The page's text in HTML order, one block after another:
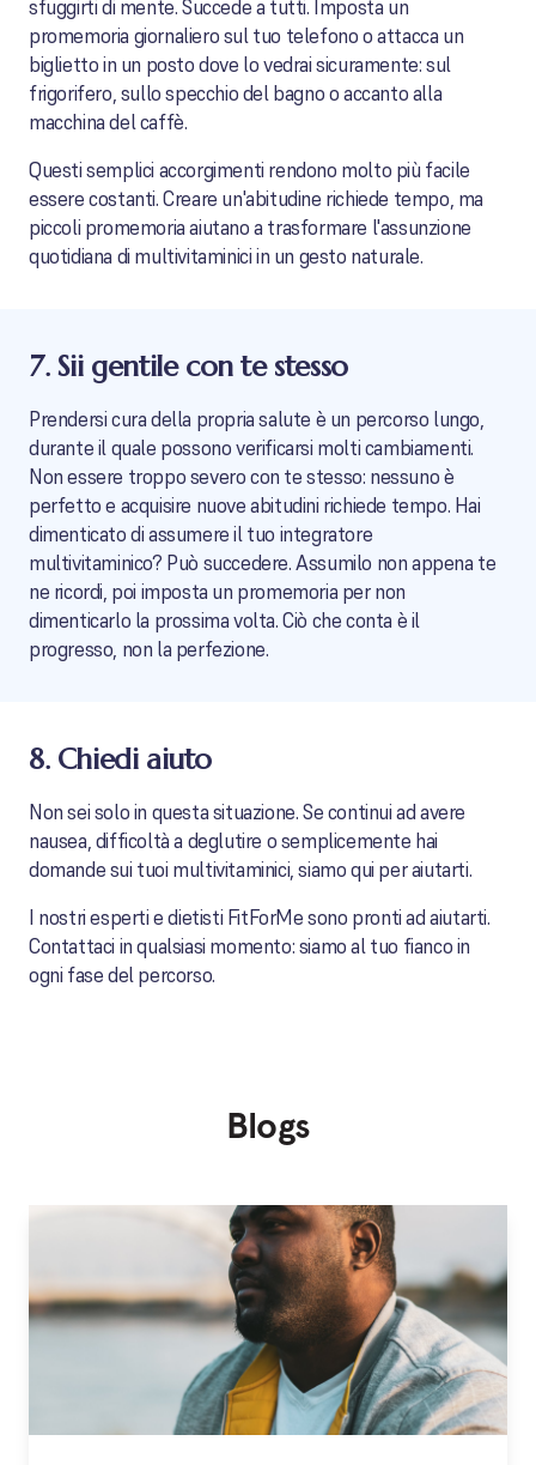
sfuggirti di mente. Succede a tutti. Imposta un
promemoria giornaliero sul tuo telefono o attacca un
biglietto in un posto dove lo vedrai sicuramente: sul
frigorifero, sullo specchio del bagno o accanto alla
macchina del caffè.
Questi semplici accorgimenti rendono molto più facile
essere costanti. Creare un'abitudine richiede tempo, ma
piccoli promemoria aiutano a trasformare l'assunzione
quotidiana di multivitaminici in un gesto naturale.
7. Sii gentile con te stesso
Prendersi cura della propria salute è un percorso lungo,
durante il quale possono verificarsi molti cambiamenti.
Non essere troppo severo con te stesso: nessuno è
perfetto e acquisire nuove abitudini richiede tempo. Hai
dimenticato di assumere il tuo integratore
multivitaminico? Può succedere. Assumilo non appena te
ne ricordi, poi imposta un promemoria per non
dimenticarlo la prossima volta. Ciò che conta è il
progresso, non la perfezione.
8. Chiedi aiuto
Non sei solo in questa situazione. Se continui ad avere
nausea, difficoltà a deglutire o semplicemente hai
domande sui tuoi multivitaminici, siamo qui per aiutarti.
I nostri esperti e dietisti FitForMe sono pronti ad aiutarti.
Contattaci in qualsiasi momento: siamo al tuo fianco in
ogni fase del percorso.
Blogs